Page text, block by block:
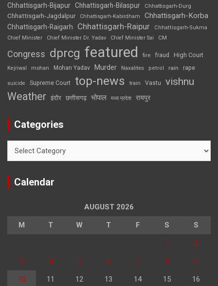
Chhattisgarh-Bijapur Chhattisgarh-Bilaspur Chhattisgarh-Durg
Chhattisgarh-Jagdalpur Chhattisgarh-Kabirdham Chhattisgarh-Korba
Chhattisgarh-Raigarh Chhattisgarh-Raipur
Chhattisgarh-Sukma
Chief Minister
Chief Minister Dr. Yadav Chief Minister Sai CM
Congress dprcg featured fire fraud High Court
Kejriwal mohan Mohan Yadav Murder Naxalites petrol rain rape
suicide Supreme Court top-news train Vastu vishnu
Weather इंदौर छत्तीसगढ़ भोपाल मध्य प्रदेश रायपुर
Categories
Calendar
AUGUST 2026
M T W T F S S
1 2
3 4 5 6 7 8 9
10 11 12 13 14 15 16